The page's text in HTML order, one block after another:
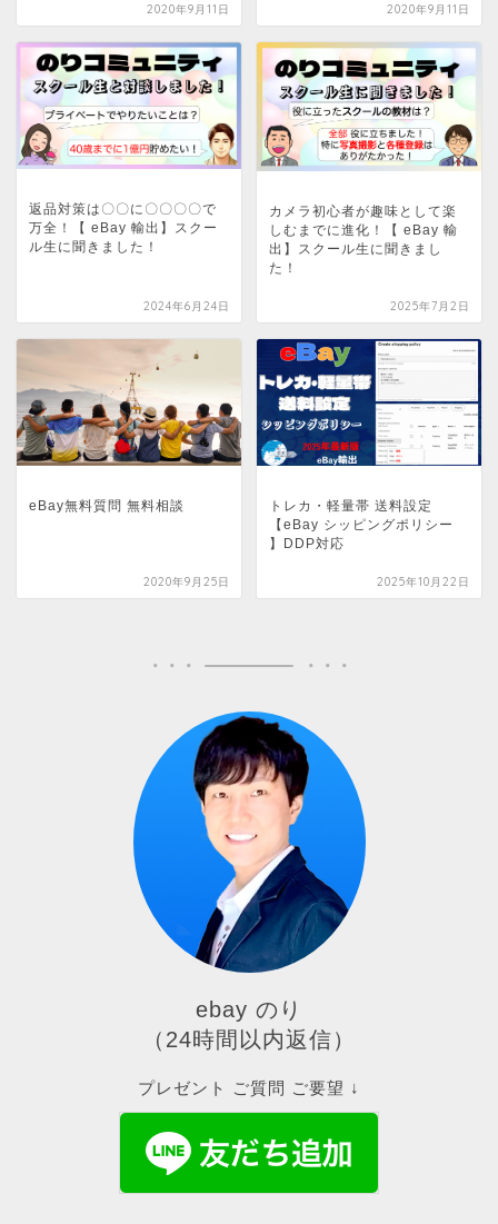
2020年9月11日 2020年9月11日
返品対策は〇〇に〇〇〇〇で
万全！【 eBay 輸出】スクー
ル生に聞きました！
2024年6月24日
カメラ初心者が趣味として楽
しむまでに進化！【 eBay 輸
出】スクール生に聞きまし
た！
2025年7月2日
eBay無料質問 無料相談
2020年9月25日
トレカ・軽量帯 送料設定
【eBay シッピングポリシー
】DDP対応
2025年10月22日
ebay のり
（24時間以内返信）
プレゼント ご質問 ご要望 ↓